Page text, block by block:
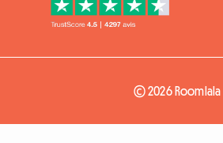
© 2026 Roomlala